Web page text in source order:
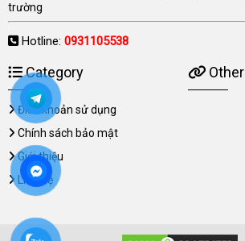
trường
Hotline: 0931105538
Category
Điều khoản sử dụng
Chính sách bảo mật
Giới thiệu
Liên hệ
Other